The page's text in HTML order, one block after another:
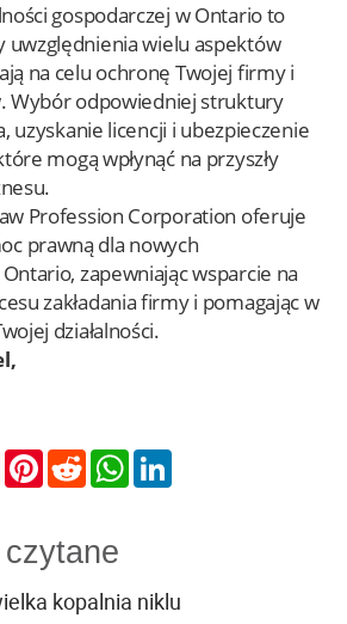
gospodarczej w Ontario to
uwzględnienia wielu aspektów
na celu ochronę Twojej firmy i
Wybór odpowiedniej struktury
uzyskanie licencji i ubezpieczenie
mogą wpłynąć na przyszły
Profession Corporation oferuje
prawną dla nowych
zapewniając wsparcie na
zakładania firmy i pomagając w
działalności.
Gmail PinterestReddit WhatsApp
kopalnia niklu